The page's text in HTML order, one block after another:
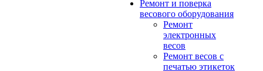
Ремонт и поверка
весового оборудования
Ремонт
электронных
весов
Ремонт весов с
печатью этикеток